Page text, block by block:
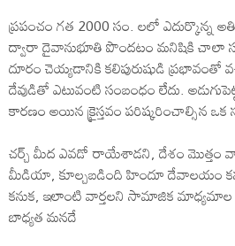
ప్రపంచం గత 2000 సం. లలో ఎదుర్కొన్న
ద్వారా దైవానుభూతి పొందటం మనిషికి చాలా
దూరం చెయ్యడానికి కలిపురుషుడి ప్రభావంతో
దేవుడితో ఎటువంటి సంబంధం లేదు.
కారణం అయిన క్రైస్తవం పరిష్కరించాల్సిన ఒక
చర్చ్ మీద ఎవడో రాయేశాడని, దేశం మొత్తం
మీడియా, కూల్చబడింది హిందూ దేవాలయం
కనుక, ఇలాంటి వార్తలని సామాజిక
బాధ్యత మనదే